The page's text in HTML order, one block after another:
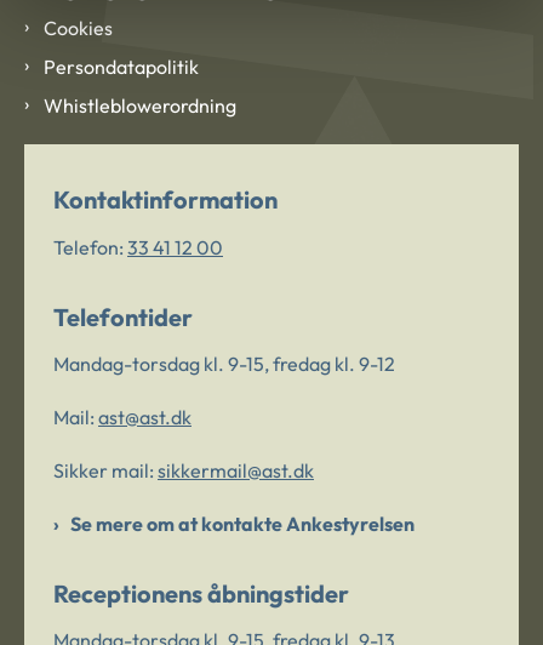
Cookies
Persondatapolitik
Whistleblowerordning
Kontaktinformation
Telefon: 33 41 12 00
Telefontider
Mandag-torsdag kl. 9-15, fredag kl. 9-12
Mail: ast@ast.dk
Sikker mail: sikkermail@ast.dk
Se mere om at kontakte Ankestyrelsen
Receptionens åbningstider